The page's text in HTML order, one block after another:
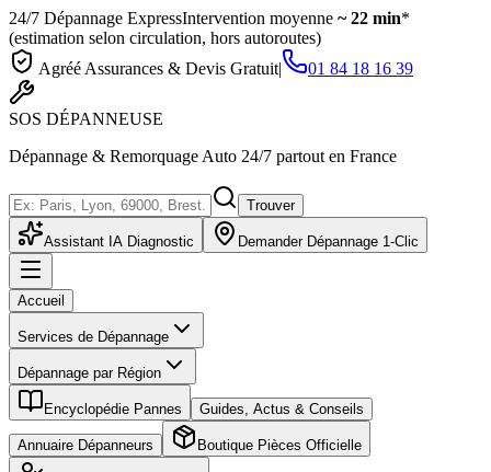
24/7 Dépannage ExpressIntervention moyenne ~ 22 min*
(estimation selon circulation, hors autoroutes)
Agréé Assurances & Devis Gratuit| 01 84 18 16 39
SOS DÉPANNEUSE
Dépannage & Remorquage Auto 24/7 partout en France
Trouver
Assistant IA Diagnostic Demander Dépannage 1-Clic
Accueil
Services de Dépannage
Dépannage par Région
Encyclopédie Pannes Guides, Actus & Conseils
Annuaire Dépanneurs Boutique Pièces Officielle